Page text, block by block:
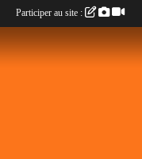
Participer au site :